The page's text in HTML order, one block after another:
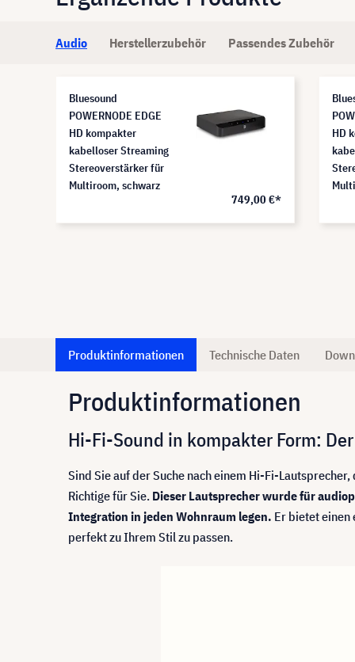
Audio Herstellerzubehör Passendes Zubehör
Bluesound
POWERNODE EDGE
HD kompakter
kabelloser Streaming
Stereoverstärker für
Multiroom, schwarz
749,00 €*
HD
Produktinformationen Technische Daten
Produktinformationen
Hi-Fi-Sound in kompakter Form:
Sind Sie auf der Suche nach einem Hi-Fi-
Richtige für Sie. Dieser Lautsprecher wurde für
Integration in jeden Wohnraum legen. Er bietet einen
perfekt zu Ihrem Stil zu passen.